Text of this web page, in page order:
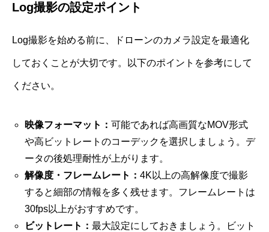
Log撮影の設定ポイント
Log撮影を始める前に、ドローンのカメラ設定を最適化
しておくことが大切です。以下のポイントを参考にして
ください。
映像フォーマット： 可能であれば高画質なMOV形式
や高ビットレートのコーデックを選択しましょう。デ
ータの後処理耐性が上がります。
解像度・フレームレート： 4K以上の高解像度で撮影
すると細部の情報を多く残せます。フレームレートは
30fps以上がおすすめです。
ビットレート： 最大設定にしておきましょう。ビット